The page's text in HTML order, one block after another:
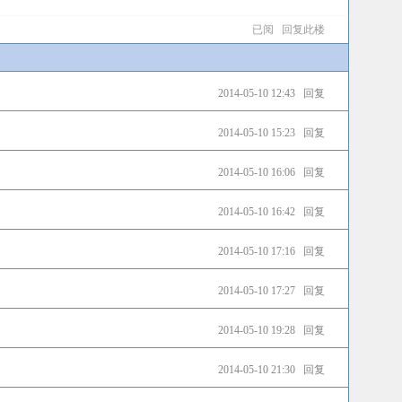
已阅 回复此楼
2014-05-10 12:43 回复
2014-05-10 15:23 回复
2014-05-10 16:06 回复
2014-05-10 16:42 回复
2014-05-10 17:16 回复
2014-05-10 17:27 回复
2014-05-10 19:28 回复
2014-05-10 21:30 回复